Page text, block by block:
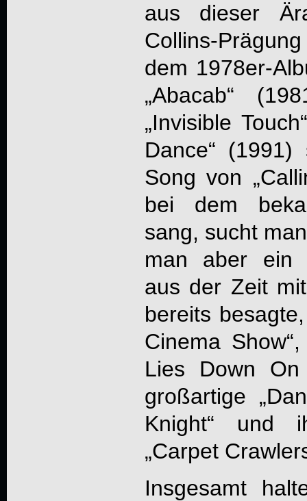
aus dieser
Collins-
dem 1978er-
„Abacab“
„Invisible
Dance“
Song von
bei dem
sang, sucht
man aber ein
aus der Zeit
bereits
Cinema
Lies Down On
großartige
Knight“ und
„Carpet
Insgesamt